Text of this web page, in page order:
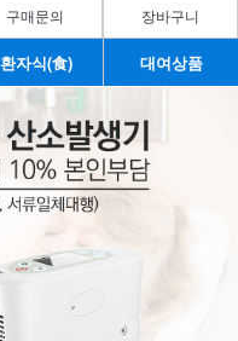
구매문의 장바구니
환자식(食) 대여상품